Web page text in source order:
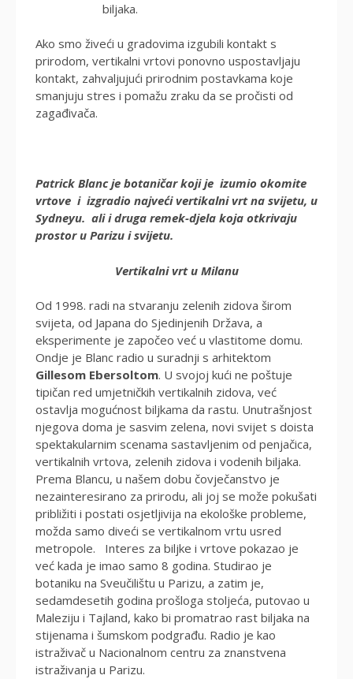
biljaka.
Ako smo živeći u gradovima izgubili kontakt s
prirodom, vertikalni vrtovi ponovno uspostavljaju
kontakt, zahvaljujući prirodnim postavkama koje
smanjuju stres i pomažu zraku da se pročisti od
zagađivača.
Patrick Blanc je botaničar koji je izumio okomite
vrtove i izgradio najveći vertikalni vrt na svijetu, u
Sydneyu. ali i druga remek-djela koja otkrivaju
prostor u Parizu i svijetu.
Vertikalni vrt u Milanu
Od 1998. radi na stvaranju zelenih zidova širom
svijeta, od Japana do Sjedinjenih Država, a
eksperimente je započeo već u vlastitome domu.
Ondje je Blanc radio u suradnji s arhitektom
Gillesom Ebersoltom. U svojoj kući ne poštuje
tipičan red umjetničkih vertikalnih zidova, već
ostavlja mogućnost biljkama da rastu. Unutrašnjost
njegova doma je sasvim zelena, novi svijet s doista
spektakularnim scenama sastavljenim od penjačica,
vertikalnih vrtova, zelenih zidova i vodenih biljaka.
Prema Blancu, u našem dobu čovječanstvo je
nezainteresirano za prirodu, ali joj se može pokušati
približiti i postati osjetljivija na ekološke probleme,
možda samo diveći se vertikalnom vrtu usred
metropole. Interes za biljke i vrtove pokazao je
već kada je imao samo 8 godina. Studirao je
botaniku na Sveučilištu u Parizu, a zatim je,
sedamdesetih godina prošloga stoljeća, putovao u
Maleziju i Tajland, kako bi promatrao rast biljaka na
stijenama i šumskom podgrađu. Radio je kao
istraživač u Nacionalnom centru za znanstvena
istraživanja u Parizu.